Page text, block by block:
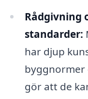
Rådgivning
standarder:
har djup
byggnormer
gör att de